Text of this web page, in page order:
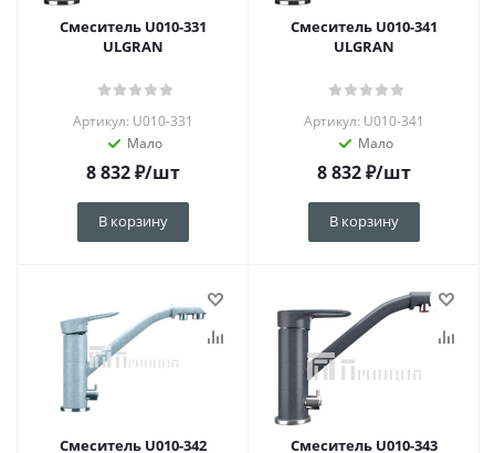
Смеситель U010-331
ULGRAN
Артикул: U010-331
Мало
8 832₽/шт
В корзину
Смеситель U010-341
ULGRAN
Артикул: U010-341
Мало
8 832₽/шт
В корзину
Смеситель U010-342
Смеситель U010-343